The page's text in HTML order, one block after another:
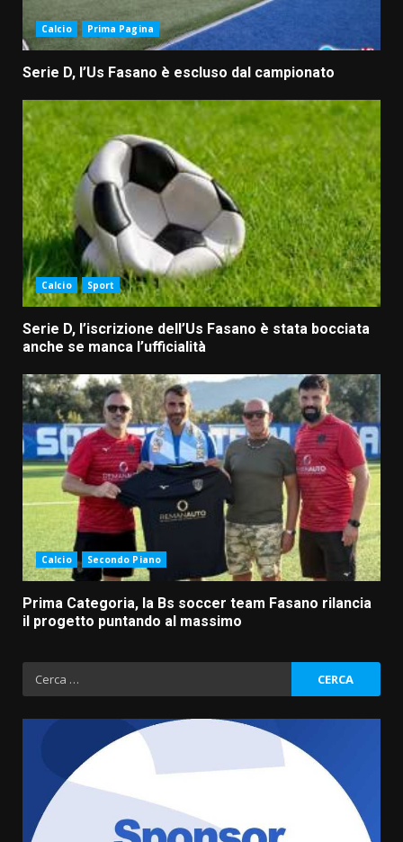
Calcio Prima Pagina
Serie D, l’Us Fasano è escluso dal campionato
Calcio Sport
Serie D, l’iscrizione dell’Us Fasano è stata bocciata
anche se manca l’ufficialità
Calcio Secondo Piano
Prima Categoria, la Bs soccer team Fasano rilancia
il progetto puntando al massimo
Ricerca
per: